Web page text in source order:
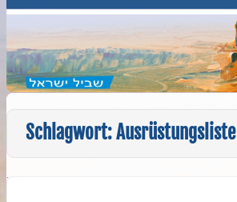
Schlagwort:Ausrüstungsliste